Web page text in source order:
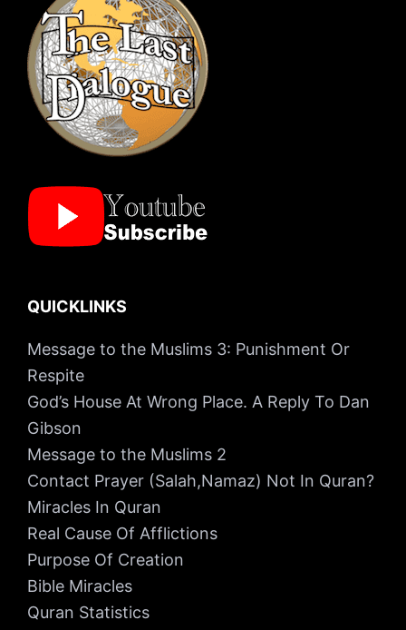
QUICKLINKS
Message to the Muslims 3: Punishment Or
Respite
God’s House At Wrong Place. A Reply To Dan
Gibson
Message to the Muslims 2
Contact Prayer (Salah,Namaz) Not In Quran?
Miracles In Quran
Real Cause Of Afflictions
Purpose Of Creation
Bible Miracles
Quran Statistics